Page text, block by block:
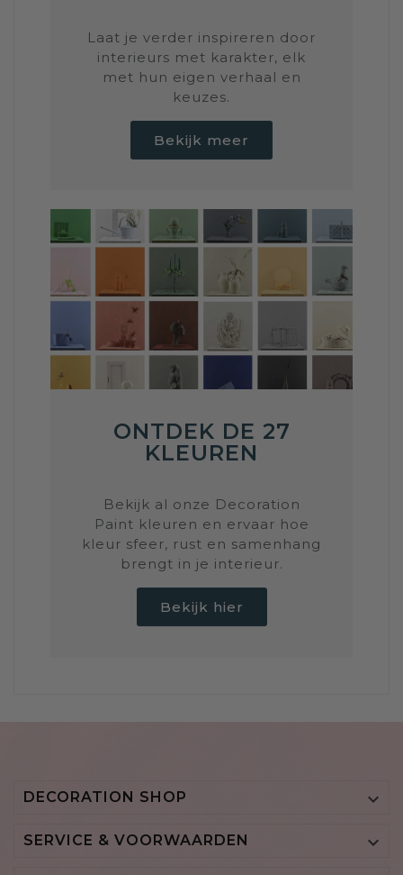
Laat je verder inspireren door
interieurs met karakter, elk
met hun eigen verhaal en
keuzes.
Bekijk meer
ONTDEK DE 27
KLEUREN
Bekijk al onze Decoration
Paint kleuren en ervaar hoe
kleur sfeer, rust en samenhang
brengt in je interieur.
Bekijk hier
DECORATION SHOP 
SERVICE & VOORWAARDEN 